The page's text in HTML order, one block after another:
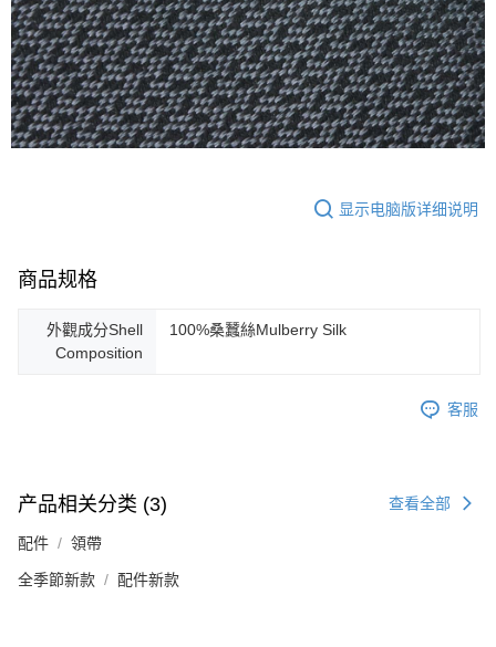
显示电脑版详细说明
商品规格
外觀成分Shell
Composition
100%桑蠶絲Mulberry Silk
客服
产品相关分类 (3) 查看全部
配件 領帶
全季節新款 配件新款